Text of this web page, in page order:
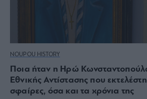
NOUPOU HISTORY
Ποια ήταν η Ηρώ
Εθνικής Αντίστασης που
σφαίρες, όσα και τα χρόνια της